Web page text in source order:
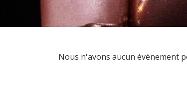
Nous n'avons aucun événement